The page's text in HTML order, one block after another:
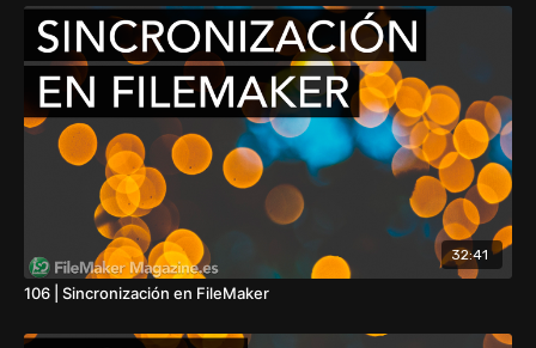
32:41
106 | Sincronización en FileMaker